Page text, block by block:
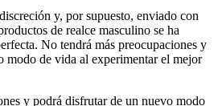
y, por supuesto, enviado con
de realce masculino se ha
No tendrá más preocupaciones y
modo de vida al experimentar el mejor
y podrá disfrutar de un nuevo modo